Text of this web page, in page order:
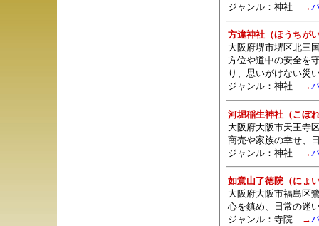
ジャンル： 神社 →
方違神社（ほうちが
大阪府堺市堺区北三
方位や道中の安全を
り、思いがけない災
ジャンル： 神社 →
河堀稲生神社（こぼ
大阪府大阪市天王寺
商売や家族の幸せ、
ジャンル： 神社 →
如意山了徳院（にょ
大阪府大阪市福島区
心を鎮め、日常の迷
ジャンル： 寺院→